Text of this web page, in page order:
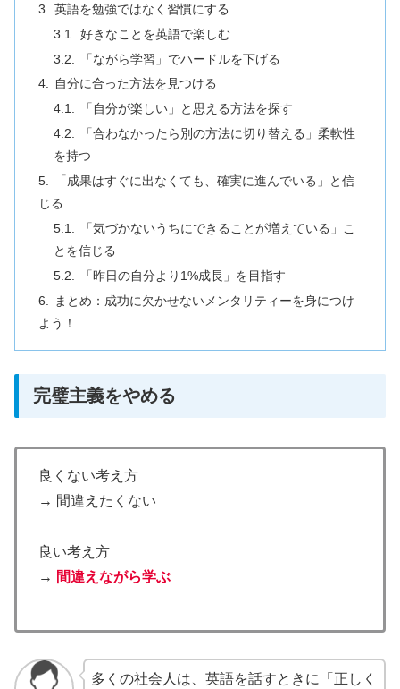
英語を勉強ではなく習慣にする
好きなことを英語で楽しむ
「ながら学習」でハードルを下げる
自分に合った方法を見つける
「自分が楽しい」と思える方法を探す
「合わなかったら別の方法に切り替える」柔軟性
を持つ
「成果はすぐに出なくても、確実に進んでいる」と信
じる
「気づかないうちにできることが増えている」こ
とを信じる
「昨日の自分より1%成長」を目指す
まとめ：成功に欠かせないメンタリティーを身につけ
よう！
完璧主義をやめる
良くない考え方
→ 間違えたくない
良い考え方
→ 間違えながら学ぶ
多くの社会人は、英語を話すときに「正しく